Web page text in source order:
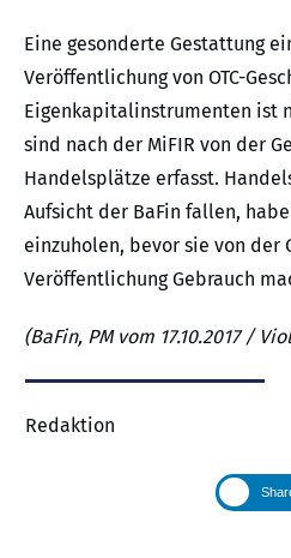
Eine gesonderte Gestattung
Veröffentlichung von OTC-
Eigenkapitalinstrumenten ist
sind nach der MiFIR von der
Handelsplätze erfasst.
Aufsicht der BaFin fallen,
einzuholen, bevor sie von der
Veröffentlichung Gebrauch
(BaFin, PM vom 17.10.2017 /
Redaktion